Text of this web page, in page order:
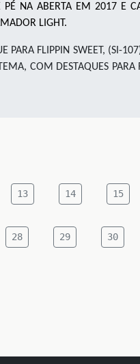
PÉ NA ABERTA EM 2017 E
LIGHT.
FLIPPIN SWEET, (SI-
COM DESTAQUES PARA
13 14 15
28 29 30